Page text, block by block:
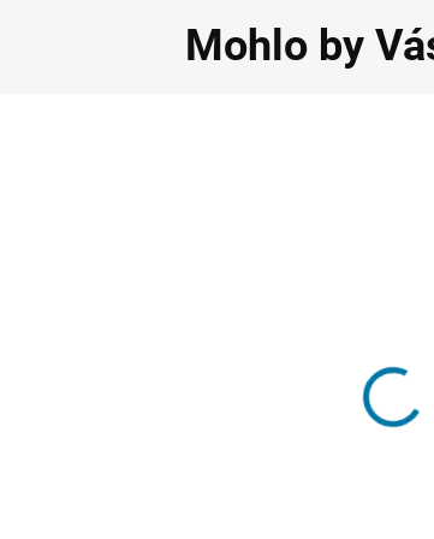
Mohlo by
Memory Lost -